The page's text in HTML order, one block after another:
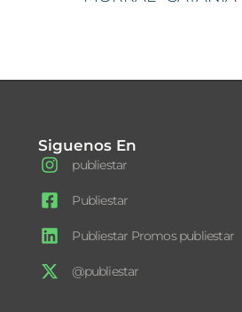
Siguenos En
publiestar
Publiestar
Publiestar Promos publiestar
@publiestar